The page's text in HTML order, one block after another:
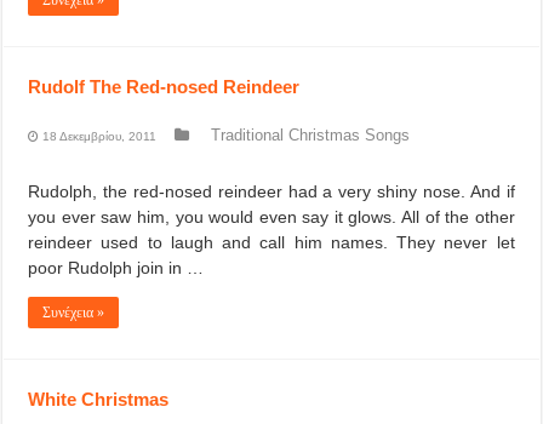
Rudolf The Red-nosed Reindeer
18 Δεκεμβρίου, 2011 Traditional Christmas Songs
Rudolph, the red-nosed reindeer had a very shiny nose. And if
you ever saw him, you would even say it glows. All of the other
reindeer used to laugh and call him names. They never let
poor Rudolph join in …
Συνέχεια »
White Christmas